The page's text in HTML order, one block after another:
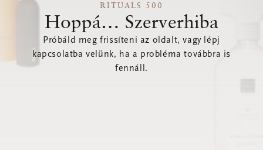
RITUALS 500
Hoppá… Szerverhiba
Próbáld meg frissíteni az oldalt, vagy lépj
kapcsolatba velünk, ha a probléma továbbra is
fennáll.